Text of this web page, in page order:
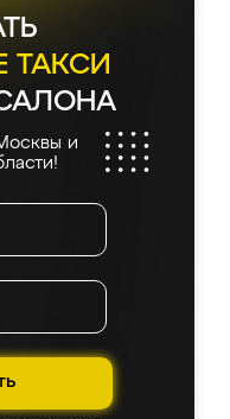
ТАКСИ
и